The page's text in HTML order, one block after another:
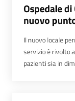
Ospedale
nuovo
Il nuovo locale
servizio è rivolto
pazienti sia in